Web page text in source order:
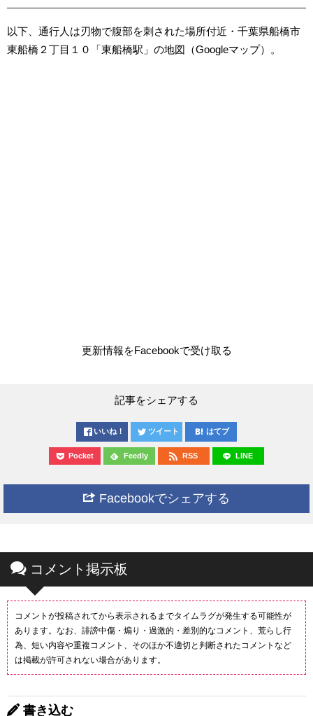
以下、通行人は刃物で腹部を刺された場所付近・千葉県船橋市
東船橋２丁目１０「東船橋駅」の地図（Googleマップ）。
更新情報をFacebookで受け取る
記事をシェアする
いいね！ ツイート はてブ
Pocket Feedly RSS LINE
Facebookでシェアする
コメント掲示板
コメントが投稿されてから表示されるまでタイムラグが発生する可能性が
あります。なお、誹謗中傷・煽り・過激的・差別的なコメント、荒らし行
為、短い内容や重複コメント、そのほか不適切と判断されたコメントなど
は掲載が許可されない場合があります。
書き込む